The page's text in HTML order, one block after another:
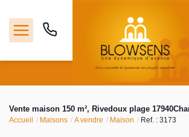
Ventes
Vente maison 150 m², Rivedoux plage
Accueil Maisons A vendre Maison Ref. : 3173